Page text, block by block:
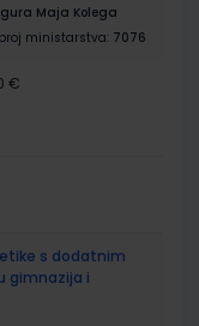
Maja Kolega
ministarstva: 7076
€
etike s dodatnim
gimnazija i